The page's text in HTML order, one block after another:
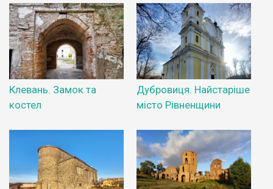
Клевань. Замок та
костел
Дубровиця. Найстаріше
місто Рівненщини